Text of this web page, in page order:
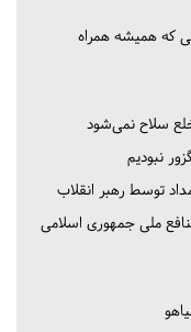
که همیشه همراه
سلاح نمی‌شود
نبودیم
توسط رهبر انقلاب
ملی جمهوری اسلامی